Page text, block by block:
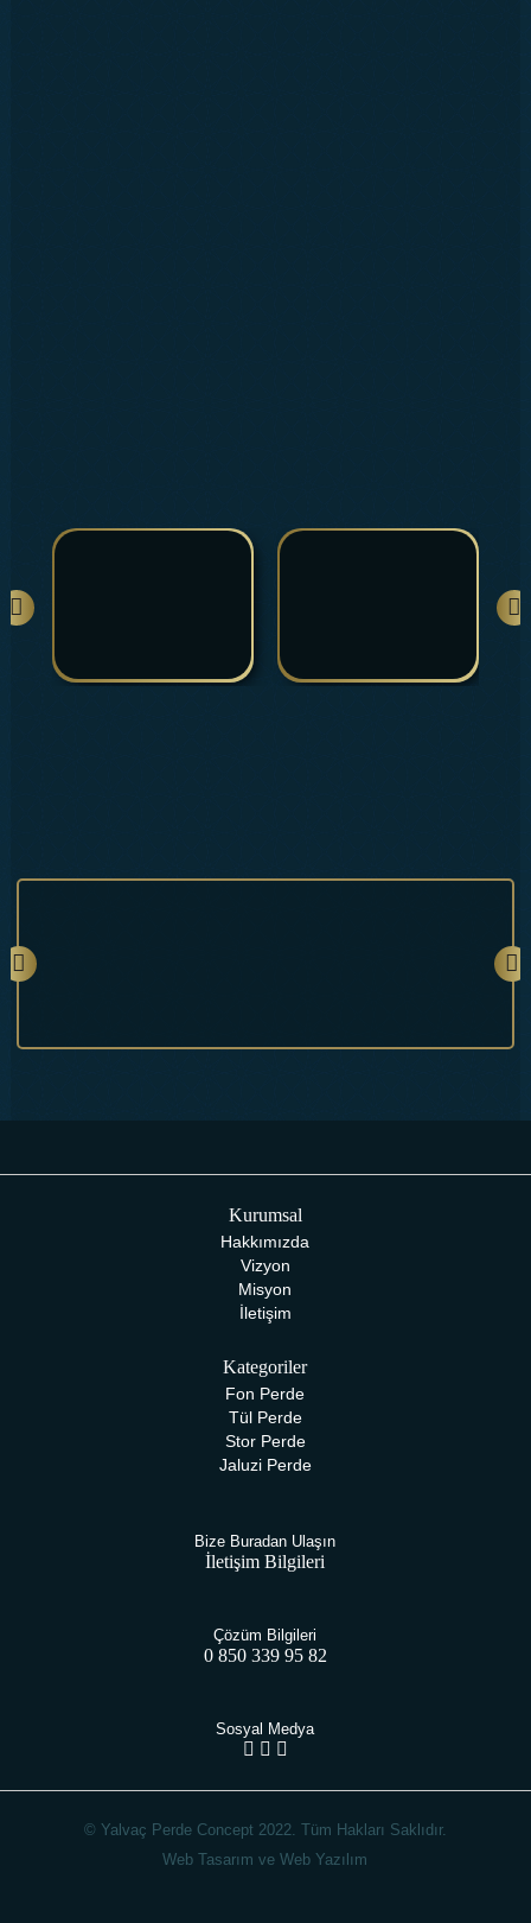
Kurumsal
Hakkımızda
Vizyon
Misyon
İletişim
Kategoriler
Fon Perde
Tül Perde
Stor Perde
Jaluzi Perde
Bize Buradan Ulaşın
İletişim Bilgileri
Çözüm Bilgileri
0 850 339 95 82
Sosyal Medya
© Yalvaç Perde Concept 2022. Tüm Hakları Saklıdır.
Web Tasarım ve Web Yazılım